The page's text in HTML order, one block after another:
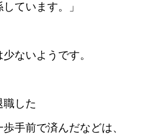
ています。」
ないようです。
職した
手前で済んだなどは、